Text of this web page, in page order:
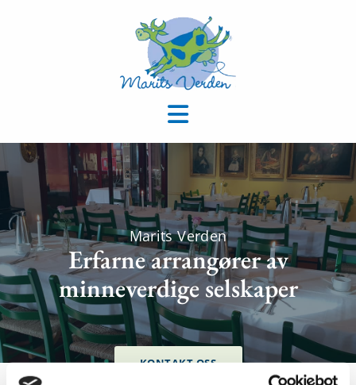
Marits Verden
Erfarne arrangører av
minneverdige selskaper
KONTAKT OSS